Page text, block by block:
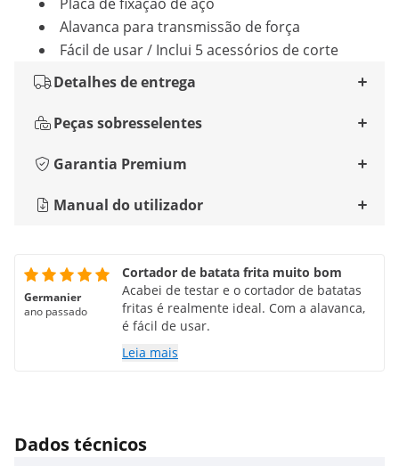
Alavanca para transmissão de força
Fácil de usar / Inclui 5 acessórios de corte
Detalhes de entrega
Peças sobresselentes
Garantia Premium
Manual do utilizador
Germanier
ano passado
Cortador de batata frita muito bom
Acabei de testar e o cortador de batatas
fritas é realmente ideal. Com a alavanca,
é fácil de usar.
Leia mais
Dados técnicos